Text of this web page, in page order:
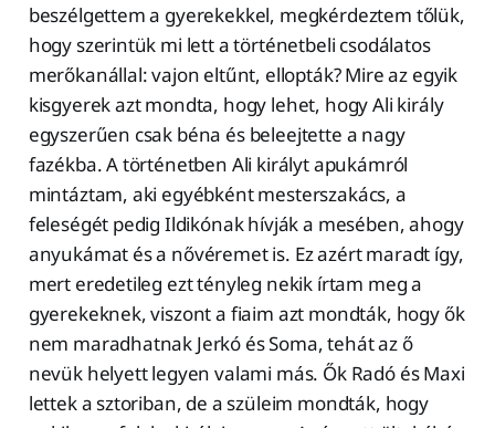
beszélgettem a gyerekekkel, megkérdeztem tőlük,
hogy szerintük mi lett a történetbeli csodálatos
merőkanállal: vajon eltűnt, ellopták? Mire az egyik
kisgyerek azt mondta, hogy lehet, hogy Ali király
egyszerűen csak béna és beleejtette a nagy
fazékba. A történetben Ali királyt apukámról
mintáztam, aki egyébként mesterszakács, a
feleségét pedig Ildikónak hívják a mesében, ahogy
anyukámat és a nővéremet is. Ez azért maradt így,
mert eredetileg ezt tényleg nekik írtam meg a
gyerekeknek, viszont a fiaim azt mondták, hogy ők
nem maradhatnak Jerkó és Soma, tehát az ő
nevük helyett legyen valami más. Ők Radó és Maxi
lettek a sztoriban, de a szüleim mondták, hogy